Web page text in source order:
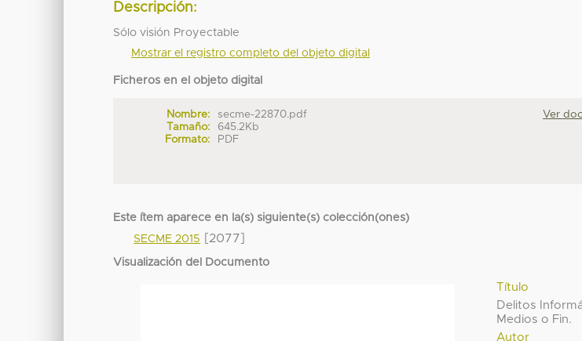
Descripción:
Sólo visión Proyectable
Mostrar el registro completo del objeto digital
Ficheros en el objeto digital
Nombre:
secme-22870.pdf
Tamaño:
645.2Kb
Formato:
PDF
Ver
Este ítem aparece en la(s) siguiente(s) colección(ones)
SECME 2015
[2077]
Visualización del Documento
Título
Delitos
Medios o Fin.
Autor